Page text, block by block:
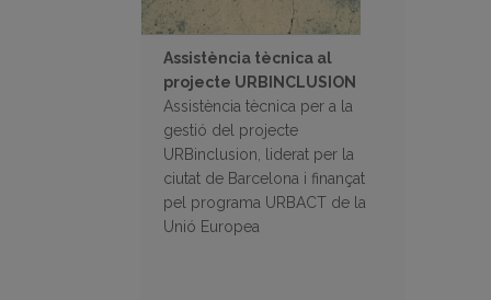
Assistència tècnica al
projecte URBINCLUSION
Assistència tècnica per a la
gestió del projecte
URBinclusion, liderat per la
ciutat de Barcelona i finançat
pel programa URBACT de la
Unió Europea